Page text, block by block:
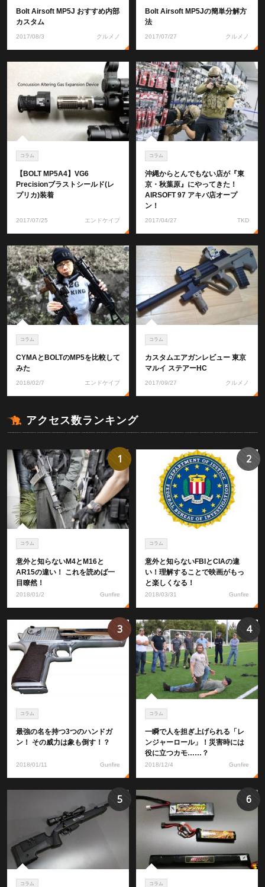
Bolt Airsoft MP5J おすすめ内部
カスタム
2017/08/3 クルメノ
Bolt Airsoft MP5Jの簡単分解方
法
2017/07/27 クルメノ
コラム
【BOLT MP5A4】VG6
Precisionブラストシールド(レ
プリカ)装着
2017/07/25 エンドケイプ
コラム
沖縄からとんでもない店が『東
京・秋葉原』にやってきた！
AIRSOFT 97 アキバ店オープ
ン！
2017/04/27 TKD
コラム
CYMAとBOLTのMP5を比較して
みた
2018/02/7 エンドケイプ
コラム
カスタムエアガンレビュー 東京
マルイ ステアーHC
2017/09/27 クルメノ
アクセス数ランキング
コラム
意外と知らないM4とM16と
AR15の違い！ これを読めば一
目瞭然！
2018/01/2 Gunfire
1
コラム
意外と知らないFBIとCIAの違
い！理解することで映画がもっ
と楽しくなる！
2018/03/31 Gunfire
2
コラム
最強の名を持つ3つのハンドガ
ン！ その威力は象も倒す！？
2018/01/11 Gunfire
3
コラム
一瞬で人を担ぎ上げられる「レ
ンジャーロール」！災害時には
役に立つカモ……？
2018/12/4 Gunfire
4
コラム
5
コラム
6